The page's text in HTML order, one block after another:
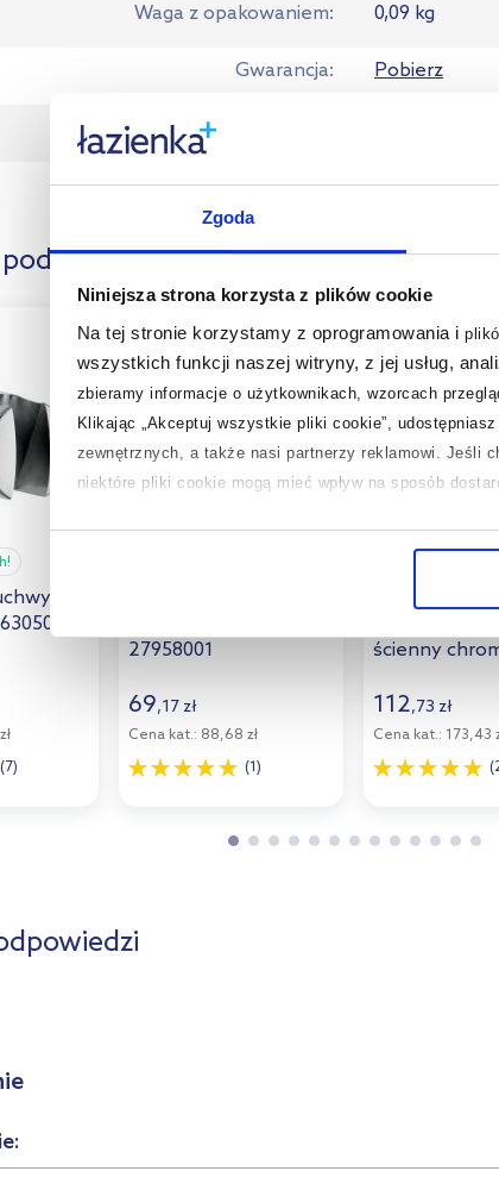
Zgoda
Niniejsza strona korzysta z plików cookie
Na tej stronie korzystamy z oprogramowania i
wszystkich funkcji naszej witryny, z jej usług,
zbieramy informacje o użytkownikach, wzorcach
Klikając „Akceptuj wszystkie pliki cookie”,
zewnętrznych, a także nasi partnerzy reklamowi. Jeśli
niektóre pliki cookie mogą mieć wpływ na sposób
na temat plików cookie i tego, dlaczego ich przepisy,
Waga z opakowaniem 0,09 kg
Gwarancja Pobierz
Dane producenta
(7)
multirabaty
27958001
69,17 zł
Cena kat.: 88,68 zł
(1)
multirabaty
ścienny
112,73 zł
Cena kat.: 173,43